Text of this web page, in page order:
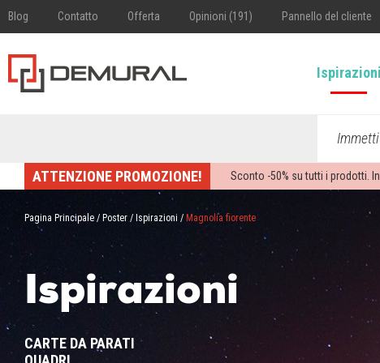
Blog Contatto Offerta Opinioni (191) Pannello del cliente
Ispirazioni
ATTENZIONE PROMOZIONE! Sconto -50% su tutti i prodotti.
Pagina Principale / Poster / Ispirazioni / Magnolia fiorente
Ispirazioni
CARTE DA PARATI